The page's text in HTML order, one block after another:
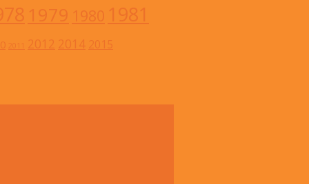
1979 1980 1981
2011 2012 2014 2015